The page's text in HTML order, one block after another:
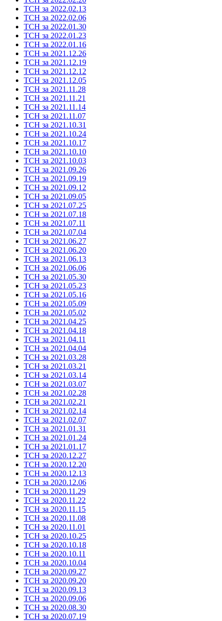
ТСН за 2022.02.13
ТСН за 2022.02.06
ТСН за 2022.01.30
ТСН за 2022.01.23
ТСН за 2022.01.16
ТСН за 2021.12.26
ТСН за 2021.12.19
ТСН за 2021.12.12
ТСН за 2021.12.05
ТСН за 2021.11.28
ТСН за 2021.11.21
ТСН за 2021.11.14
ТСН за 2021.11.07
ТСН за 2021.10.31
ТСН за 2021.10.24
ТСН за 2021.10.17
ТСН за 2021.10.10
ТСН за 2021.10.03
ТСН за 2021.09.26
ТСН за 2021.09.19
ТСН за 2021.09.12
ТСН за 2021.09.05
ТСН за 2021.07.25
ТСН за 2021.07.18
ТСН за 2021.07.11
ТСН за 2021.07.04
ТСН за 2021.06.27
ТСН за 2021.06.20
ТСН за 2021.06.13
ТСН за 2021.06.06
ТСН за 2021.05.30
ТСН за 2021.05.23
ТСН за 2021.05.16
ТСН за 2021.05.09
ТСН за 2021.05.02
ТСН за 2021.04.25
ТСН за 2021.04.18
ТСН за 2021.04.11
ТСН за 2021.04.04
ТСН за 2021.03.28
ТСН за 2021.03.21
ТСН за 2021.03.14
ТСН за 2021.03.07
ТСН за 2021.02.28
ТСН за 2021.02.21
ТСН за 2021.02.14
ТСН за 2021.02.07
ТСН за 2021.01.31
ТСН за 2021.01.24
ТСН за 2021.01.17
ТСН за 2020.12.27
ТСН за 2020.12.20
ТСН за 2020.12.13
ТСН за 2020.12.06
ТСН за 2020.11.29
ТСН за 2020.11.22
ТСН за 2020.11.15
ТСН за 2020.11.08
ТСН за 2020.11.01
ТСН за 2020.10.25
ТСН за 2020.10.18
ТСН за 2020.10.11
ТСН за 2020.10.04
ТСН за 2020.09.27
ТСН за 2020.09.20
ТСН за 2020.09.13
ТСН за 2020.09.06
ТСН за 2020.08.30
ТСН за 2020.07.19